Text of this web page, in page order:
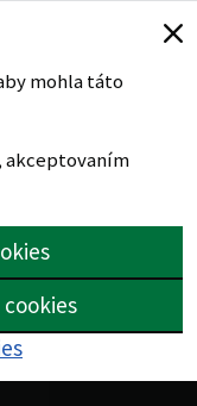
mohla táto
akceptovaním